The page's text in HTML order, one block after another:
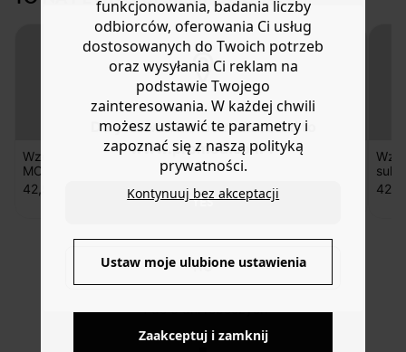
Do you want to be redirected to
www.promod.com ?
YES
NO
Pomoc
Wzor PDF
MORPHEE
42,90 zł
Wzór PDF
spodenki
MENDOZA
42,90 zł
Wzór pdf
42,90 zł
DOSTAWA DO PACZKOMATÓW
4 do 6 dni roboczych
funkcjonowania, badania liczby
odbiorców, oferowania Ci usług
dostosowanych do Twoich potrzeb
oraz wysyłania Ci reklam na
podstawie Twojego
zainteresowania. W każdej chwili
możesz ustawić te parametry i
zapoznać się z naszą polityką
prywatności.
Kontynuuj bez akceptacji
Ustaw moje ulubione ustawienia
Zaakceptuj i zamknij